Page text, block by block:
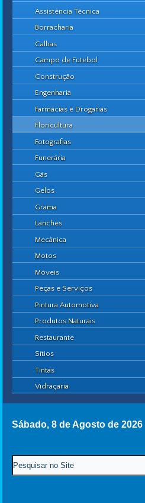
Assistência Técnica
Borracharia
Calhas
Campo de Futebol
Construção
Engenharia
Farmácias e Drogarias
Floricultura
Fotografias
Funerária
Gás
Gelos
Grama
Lanches
Mecânica
Motos
Móveis
Peças e Serviços
Pintura Automotiva
Produtos Naturais
Restaurante
Sítios
Tintas
Vidraçaria
Sábado, 8 de Agosto de 2026